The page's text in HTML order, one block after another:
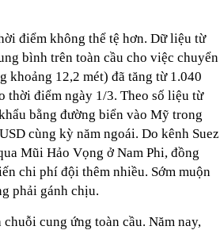
điểm không thể tệ hơn. Dữ liệu từ
bình trên toàn cầu cho việc chuyển
12,2 mét) đã tăng từ 1.040
thời điểm ngày 1/3. Theo số liệu từ
bằng đường biển vào Mỹ trong
cùng kỳ năm ngoái. Do kênh Suez
Mũi Hảo Vọng ở Nam Phi, đồng
chi phí đội thêm nhiều. Sớm muộn
phải gánh chịu.
cung ứng toàn cầu. Năm nay,